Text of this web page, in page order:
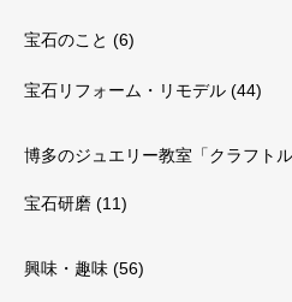
宝石のこと (6)
宝石リフォーム・リモデル (44)
博多のジュエリー教室「クラフトル
宝石研磨 (11)
興味・趣味 (56)